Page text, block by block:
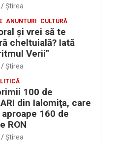
Ştirea
ANUNTURI CULTURĂ
şi vrei să te
cheltuială? Iată
Verii”
Ştirea
100 de
din Ialomiţa, care
160 de
RON
Ştirea